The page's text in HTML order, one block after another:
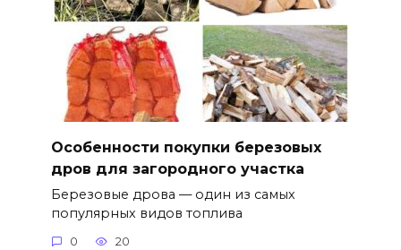
Особенности покупки березовых
дров для загородного участка
Березовые дрова — один из самых
популярных видов топлива
0 20